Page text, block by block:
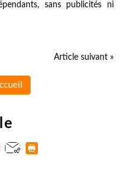
sans publicités ni
Article suivant »